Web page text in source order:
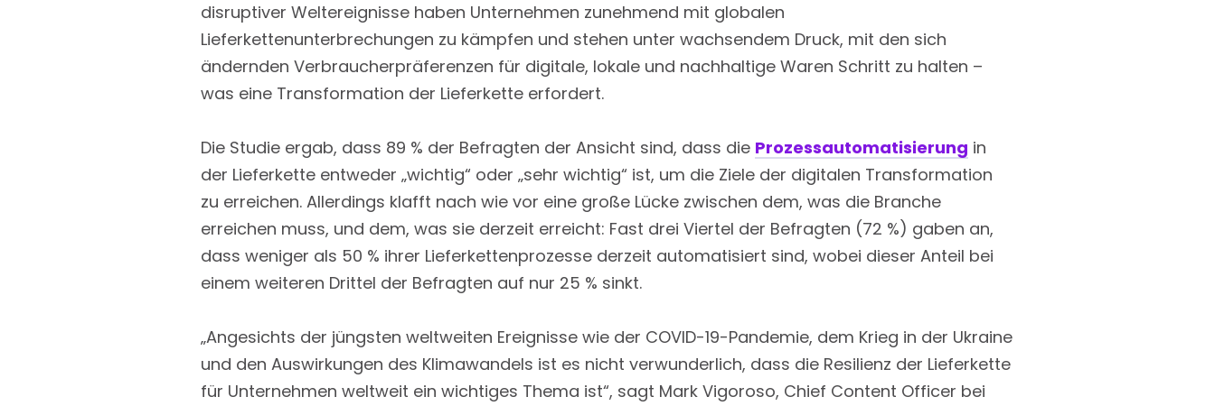
disruptiver Weltereignisse haben Unternehmen zunehmend mit globalen
Lieferkettenunterbrechungen zu kämpfen und stehen unter wachsendem Druck, mit den sich
ändernden Verbraucherpräferenzen für digitale, lokale und nachhaltige Waren Schritt zu halten –
was eine Transformation der Lieferkette erfordert.
Die Studie ergab, dass 89 % der Befragten der Ansicht sind, dass die Prozessautomatisierung in
der Lieferkette entweder „wichtig“ oder „sehr wichtig“ ist, um die Ziele der digitalen Transformation
zu erreichen. Allerdings klafft nach wie vor eine große Lücke zwischen dem, was die Branche
erreichen muss, und dem, was sie derzeit erreicht: Fast drei Viertel der Befragten (72 %) gaben an,
dass weniger als 50 % ihrer Lieferkettenprozesse derzeit automatisiert sind, wobei dieser Anteil bei
einem weiteren Drittel der Befragten auf nur 25 % sinkt.
„Angesichts der jüngsten weltweiten Ereignisse wie der COVID-19-Pandemie, dem Krieg in der Ukraine
und den Auswirkungen des Klimawandels ist es nicht verwunderlich, dass die Resilienz der Lieferkette
für Unternehmen weltweit ein wichtiges Thema ist“, sagt Mark Vigoroso, Chief Content Officer bei